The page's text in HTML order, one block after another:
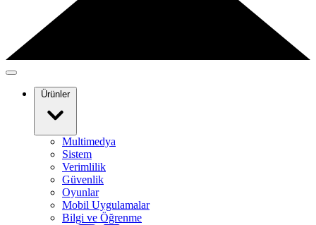
Ürünler
Multimedya
Sistem
Verimlilik
Güvenlik
Oyunlar
Mobil Uygulamalar
Bilgi ve Öğrenme